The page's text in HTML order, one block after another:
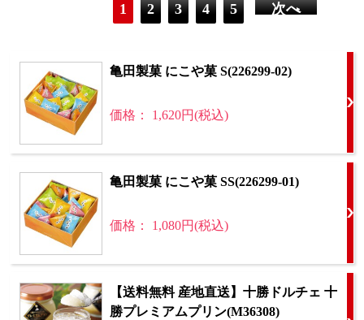
1 2 3 4 5 次へ
亀田製菓 にこや菓 S(226299-02)
価格： 1,620円(税込)
亀田製菓 にこや菓 SS(226299-01)
価格： 1,080円(税込)
【送料無料 産地直送】十勝ドルチェ 十
勝プレミアムプリン(M36308)